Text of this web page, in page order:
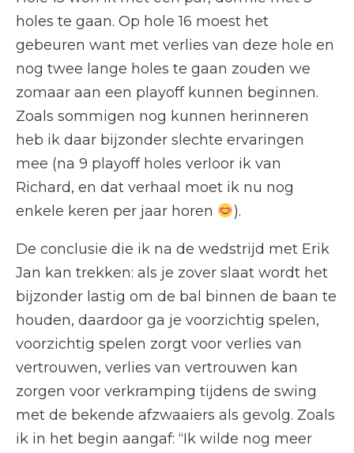
holes te gaan. Op hole 16 moest het
gebeuren want met verlies van deze hole en
nog twee lange holes te gaan zouden we
zomaar aan een playoff kunnen beginnen.
Zoals sommigen nog kunnen herinneren
heb ik daar bijzonder slechte ervaringen
mee (na 9 playoff holes verloor ik van
Richard, en dat verhaal moet ik nu nog
enkele keren per jaar horen
).
De conclusie die ik na de wedstrijd met Erik
Jan kan trekken: als je zover slaat wordt het
bijzonder lastig om de bal binnen de baan te
houden, daardoor ga je voorzichtig spelen,
voorzichtig spelen zorgt voor verlies van
vertrouwen, verlies van vertrouwen kan
zorgen voor verkramping tijdens de swing
met de bekende afzwaaiers als gevolg. Zoals
ik in het begin aangaf: “Ik wilde nog meer